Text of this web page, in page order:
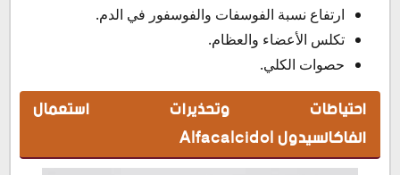
ارتفاع نسبة الفوسفات والفوسفور في الدم.
تكلس الأعضاء والعظام.
حصوات الكلي.
احتياطات وتحذيرات استعمال
الفاكالسيدولAlfacalcidol